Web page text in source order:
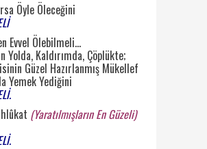
Öyle Öleceğini
Evvel Ölebilmeli…
Yolda, Kaldırımda, Çöplükte;
Güzel Hazırlanmış Mükellef
Yemek Yediğini
(Yaratılmışların En Güzeli)